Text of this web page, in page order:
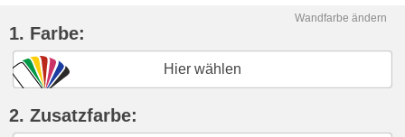
Wandfarbe ändern
1. Farbe:
Hier wählen
2. Zusatzfarbe: